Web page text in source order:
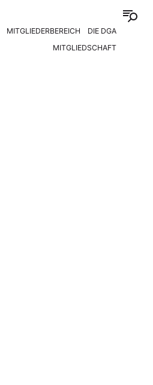
MITGLIEDERBEREICH
DIE DGA
MITGLIEDSCHAFT